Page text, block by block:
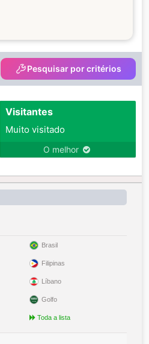
Pesquisar por critérios
Visitantes
Muito visitado
O melhor
Brasil
Filipinas
Líbano
Golfo
Toda a lista